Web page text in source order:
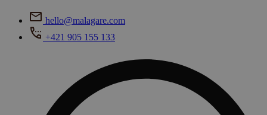
hello@malagare.com
+421 905 155 133